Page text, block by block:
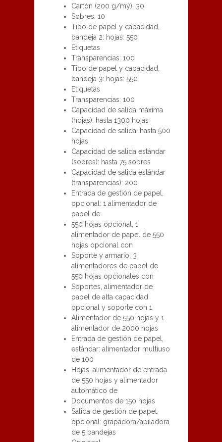
Cartón (200 g/mý): 30
Sobres: 10
Tipo de papel y capacidad,
bandeja 2: hojas: 550
Etiquetas
Transparencias: 100
Tipo de papel y capacidad,
bandeja 3: hojas: 550
Etiquetas
Transparencias: 100
Capacidad de salida máxima
(hojas): hasta 1300 hojas
Capacidad de salida: hasta 500
hojas
Capacidad de salida estándar
(sobres): hasta 75 sobres
Capacidad de salida estándar
(transparencias): 200
Entrada de gestión de papel,
opcional: 1 alimentador de
papel de
550 hojas opcional, 1
alimentador de papel de 550
hojas opcional con
Soporte y armario, 3
alimentadores de papel de
550 hojas opcionales con
Soportes, alimentador de
papel de alta capacidad
opcional y soporte con 1
Alimentador de 550 hojas y 1
alimentador de 2000 hojas
Entrada de gestión de papel,
estándar: alimentador multiuso
de 100
Hojas, alimentador de entrada
de 550 hojas y alimentador
automático de
Documentos de 150 hojas
Salida de gestión de papel,
opcional: grapadora/apiladora
de 5 bandejas